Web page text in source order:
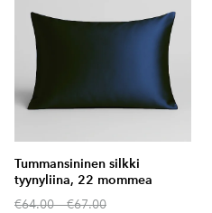
Tummansininen silkki
tyynyliina, 22 mommea
€64.00–€67.00